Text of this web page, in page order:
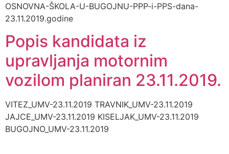
OSNOVNA-ŠKOLA-U-BUGOJNU-PPP-i-PPS-dana-
23.11.2019.godine
Popis kandidata iz
upravljanja motornim
vozilom planiran 23.11.2019.
VITEZ_UMV-23.11.2019 TRAVNIK_UMV-23.11.2019
JAJCE_UMV-23.11.2019 KISELJAK_UMV-23.11.2019
BUGOJNO_UMV-23.11.2019